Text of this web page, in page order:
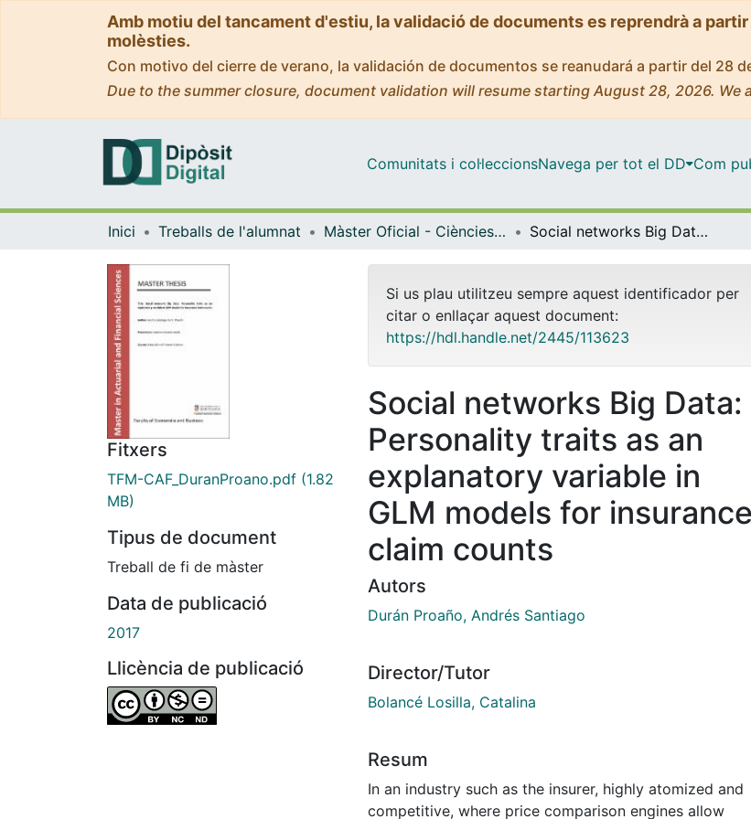
Amb motiu del tancament d'estiu, la validació de documents es reprendrà a
molèsties.
Con motivo del cierre de verano, la validación de documentos se reanudará a partir del 28
Due to the summer closure, document validation will resume starting August 28, 2026. We
Comunitats i col·leccionsNavega per tot el DD Com
Inici Treballs de l'alumnat Màster Oficial - Ciències Actuarials i Financeres (CAF) Social networks Big Data: Personality traits as an explanatory variable in GLM models for insurance claim counts
Fitxers
TFM-CAF_DuranProano.pdf (1.82
MB)
Tipus de document
Treball de fi de màster
Data de publicació
2017
Llicència de publicació
Si us plau utilitzeu sempre aquest identificador per
citar o enllaçar aquest document:
https://hdl.handle.net/2445/113623
Social networks Big Data:
Personality traits as an
explanatory variable in
GLM models for insurance
claim counts
Autors
Durán Proaño, Andrés Santiago
Director/Tutor
Bolancé Losilla, Catalina
Resum
In an industry such as the insurer, highly atomized and
competitive, where price comparison engines allow